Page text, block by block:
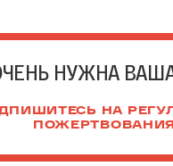
НУЖНА
НА
ПОЖЕРТВОВАНИЯ